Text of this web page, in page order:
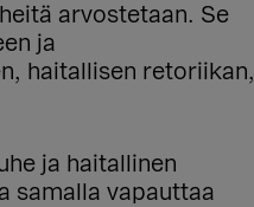
arvostetaan. Se
ja
haitallisen retoriikan,
ja haitallinen
samalla vapauttaa